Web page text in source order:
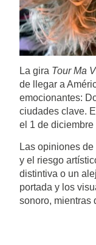
La gira Tour Ma
de llegar a
emocionantes:
ciudades clave.
el 1 de
Las opiniones
y el riesgo
distintiva o un
portada y los
sonoro, mientras